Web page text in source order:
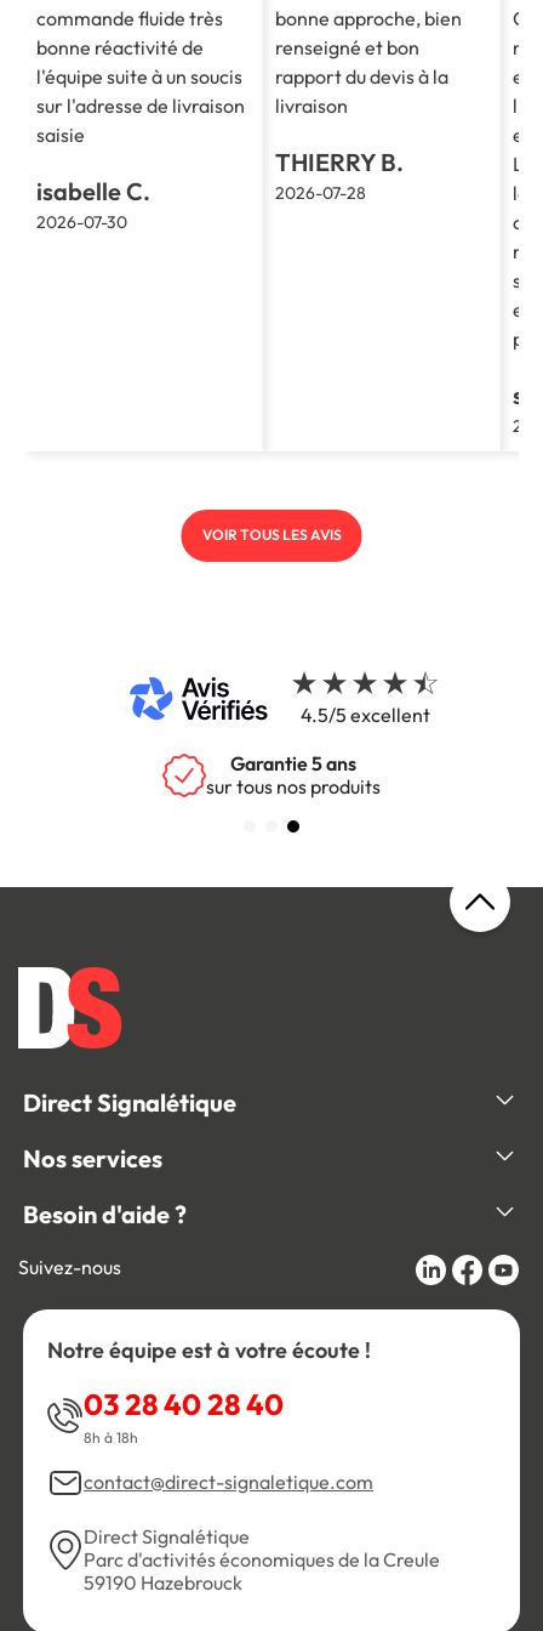
commande fluide très
bonne réactivité de
l'équipe suite à un soucis
sur l'adresse de livraison
saisie
isabelle C.
2026-07-30
bonne approche, bien
renseigné et bon
rapport du devis à la
livraison
THIERRY B.
2026-07-28
est
et
La
le
et
VOIR TOUS LES AVIS
4.5/5 excellent
Garantie 5 ans
sur tous nos produits
Direct Signalétique
Nos services
Besoin d'aide ?
Suivez-nous
Notre équipe est à votre écoute !
03 28 40 28 40
8h à 18h
contact@direct-signaletique.com
Direct Signalétique
Parc d'activités économiques de la Creule
59190 Hazebrouck